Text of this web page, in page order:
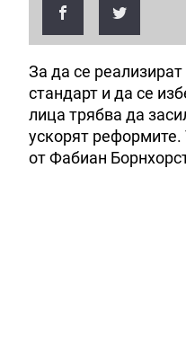
За да се
стандарт и да се
лица трябва да
ускорят
от Фабиан